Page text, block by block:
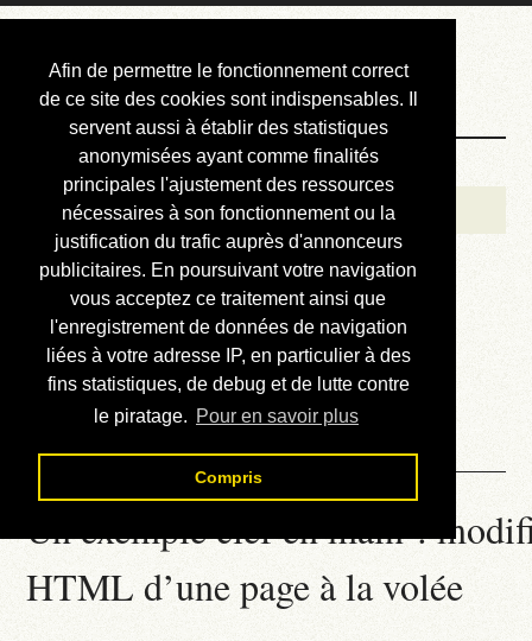
Afin de permettre le fonctionnement correct
de ce site des cookies sont indispensables. Il
servent aussi à établir des statistiques
anonymisées ayant comme finalités
principales l'ajustement des ressources
nécessaires à son fonctionnement ou la
justification du trafic auprès d'annonceurs
publicitaires. En poursuivant votre navigation
vous acceptez ce traitement ainsi que
l'enregistrement de données de navigation
liées à votre adresse IP, en particulier à des
fins statistiques, de debug et de lutte contre
le piratage. Pour en savoir plus
Compris
Courbis, « LE »
Blog Officiel
Bienvenue
Réalisations
Divers (et d’été)
Annonces
Liens externes
Téléchargement
Contact
Un exemple clef en main :
HTML d’une page à la volée